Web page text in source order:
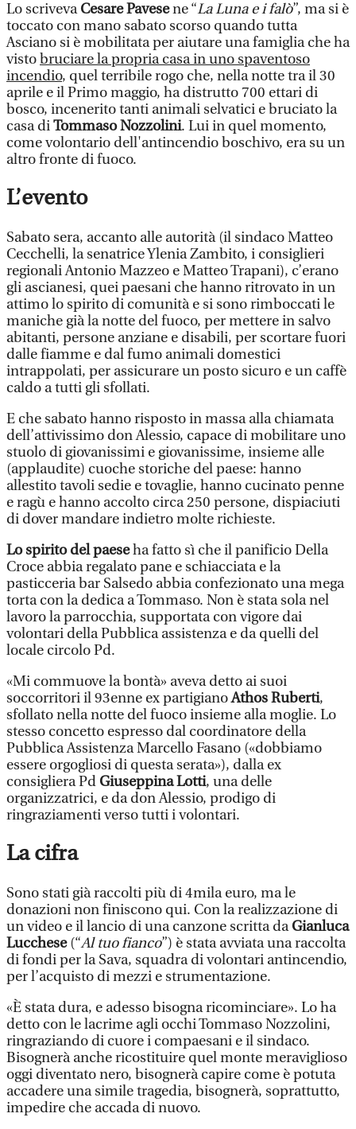
Lo scrivevaCesare Pavesene “La Luna e i falò”, ma si è
toccato con mano sabato scorso quando tutta
Asciano si è mobilitata per aiutare una famiglia che ha
visto bruciare la propria casa in uno spaventoso
incendio, quel terribile rogo che, nella notte tra il 30
aprile e il Primo maggio, ha distrutto 700 ettari di
bosco, incenerito tanti animali selvatici e bruciato la
casa diTommaso Nozzolini. Lui in quel momento,
come volontario dell'antincendio boschivo, era su un
altro fronte di fuoco.
L’evento
Sabato sera, accanto alle autorità (il sindaco Matteo
Cecchelli, la senatrice Ylenia Zambito, i consiglieri
regionali Antonio Mazzeo e Matteo Trapani), c’erano
gli ascianesi, quei paesani che hanno ritrovato in un
attimo lo spirito di comunità e si sono rimboccati le
maniche già la notte del fuoco, per mettere in salvo
abitanti, persone anziane e disabili, per scortare fuori
dalle fiamme e dal fumo animali domestici
intrappolati, per assicurare un posto sicuro e un caffè
caldo a tutti gli sfollati.
E che sabato hanno risposto in massa alla chiamata
dell’attivissimo don Alessio, capace di mobilitare uno
stuolo di giovanissimi e giovanissime, insieme alle
(applaudite) cuoche storiche del paese: hanno
allestito tavoli sedie e tovaglie, hanno cucinato penne
e ragù e hanno accolto circa 250 persone, dispiaciuti
di dover mandare indietro molte richieste.
Lo spirito del paeseha fatto sì che il panificio Della
Croce abbia regalato pane e schiacciata e la
pasticceria bar Salsedo abbia confezionato una mega
torta con la dedica a Tommaso. Non è stata sola nel
lavoro la parrocchia, supportata con vigore dai
volontari della Pubblica assistenza e da quelli del
locale circolo Pd.
«Mi commuove la bontà» aveva detto ai suoi
soccorritori il 93enne ex partigianoAthos Ruberti,
sfollato nella notte del fuoco insieme alla moglie. Lo
stesso concetto espresso dal coordinatore della
Pubblica Assistenza Marcello Fasano («dobbiamo
essere orgogliosi di questa serata»), dalla ex
consigliera PdGiuseppina Lotti, una delle
organizzatrici, e da don Alessio, prodigo di
ringraziamenti verso tutti i volontari.
La cifra
Sono stati già raccolti più di 4mila euro, ma le
donazioni non finiscono qui. Con la realizzazione di
un video e il lancio di una canzone scritta daGianluca
Lucchese(“Al tuo fianco”) è stata avviata una raccolta
di fondi per la Sava, squadra di volontari antincendio,
per l’acquisto di mezzi e strumentazione.
«È stata dura, e adesso bisogna ricominciare». Lo ha
detto con le lacrime agli occhi Tommaso Nozzolini,
ringraziando di cuore i compaesani e il sindaco.
Bisognerà anche ricostituire quel monte meraviglioso
oggi diventato nero, bisognerà capire come è potuta
accadere una simile tragedia, bisognerà, soprattutto,
impedire che accada di nuovo.